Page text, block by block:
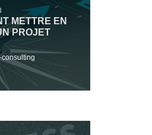
METTRE EN
PROJET